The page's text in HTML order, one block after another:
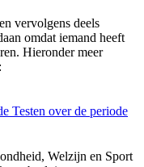
vervolgens deels
omdat iemand heeft
Hieronder meer
Testen over de periode
Welzijn en Sport